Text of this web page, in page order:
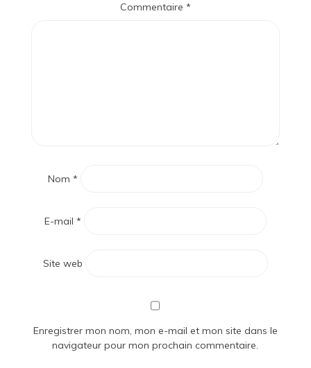
Commentaire *
Nom *
E-mail *
Site web
Enregistrer mon nom, mon e-mail et mon site dans le
navigateur pour mon prochain commentaire.